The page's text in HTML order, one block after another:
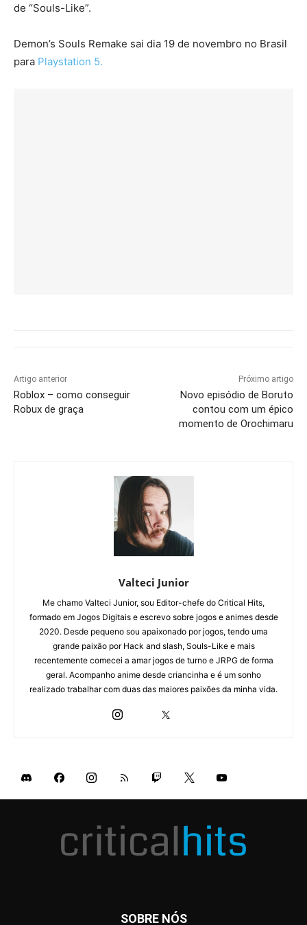
de “Souls-Like”.
Demon’s Souls Remake sai dia 19 de novembro no Brasil
para Playstation 5.
Artigo anterior
Roblox – como conseguir
Robux de graça
Próximo artigo
Novo episódio de Boruto
contou com um épico
momento de Orochimaru
Valteci Junior
Me chamo Valteci Junior, sou Editor-chefe do Critical Hits,
formado em Jogos Digitais e escrevo sobre jogos e animes desde
2020. Desde pequeno sou apaixonado por jogos, tendo uma
grande paixão por Hack and slash, Souls-Like e mais
recentemente comecei a amar jogos de turno e JRPG de forma
geral. Acompanho anime desde criancinha e é um sonho
realizado trabalhar com duas das maiores paixões da minha vida.
SOBRE NÓS